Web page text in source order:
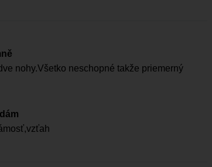
nohy.Všetko neschopné takže priemerný